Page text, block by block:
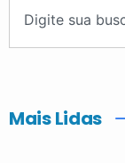
Mais Lidas